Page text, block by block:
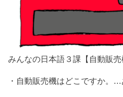
みんなの日本語３課【自動販売
・自動販売機はどこですか。…